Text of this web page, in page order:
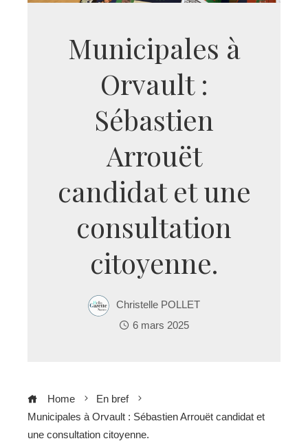
Municipales à
Orvault :
Sébastien
Arrouët
candidat et une
consultation
citoyenne.
Christelle POLLET
6 mars 2025
Home
En bref
Municipales à Orvault : Sébastien Arrouët candidat et
une consultation citoyenne.